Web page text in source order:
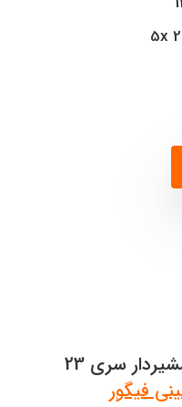
سری 23
فیگور